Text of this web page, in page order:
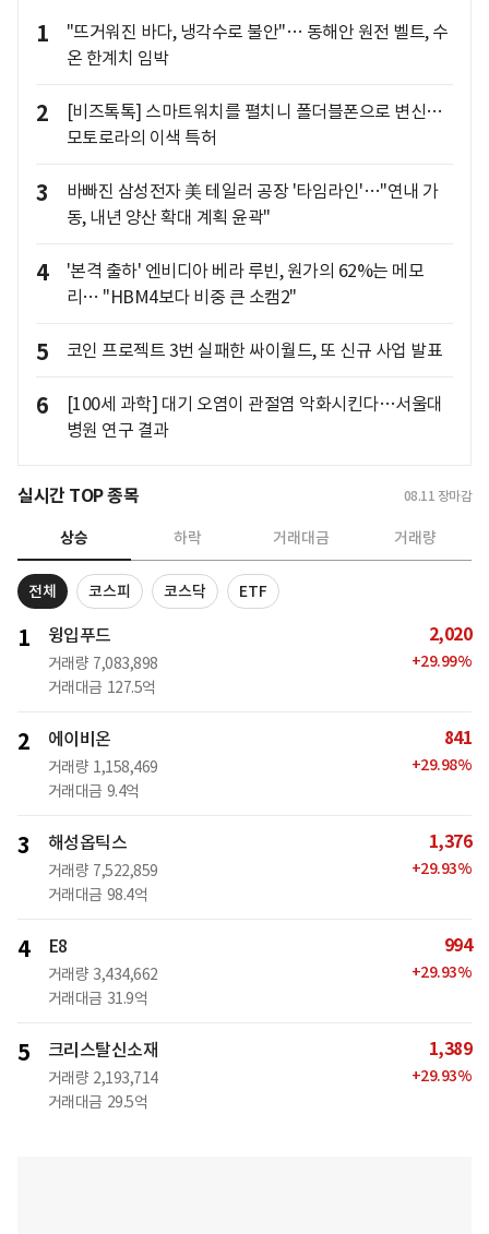
1
"뜨거워진 바다, 냉각수로 불안"… 동해안 원전 벨트, 수
온 한계치 임박
2
[비즈톡톡] 스마트워치를 펼치니 폴더블폰으로 변신…
모토로라의 이색 특허
3
바빠진 삼성전자 美 테일러 공장 '타임라인'…"연내 가
동, 내년 양산 확대 계획 윤곽"
4
'본격 출하' 엔비디아 베라 루빈, 원가의 62%는 메모
리… "HBM4보다 비중 큰 소캠2"
5 코인 프로젝트 3번 실패한 싸이월드, 또 신규 사업 발표
6
[100세 과학] 대기 오염이 관절염 악화시킨다…서울대
병원 연구 결과
실시간 TOP 종목 08.11 장마감
상승 하락 거래대금 거래량
전체 코스피 코스닥 ETF
1 윙입푸드
거래량 7,083,898
거래대금 127.5억
2,020
+29.99%
2 에이비온
거래량 1,158,469
거래대금 9.4억
841
+29.98%
3 해성옵틱스
거래량 7,522,859
거래대금 98.4억
1,376
+29.93%
4 E8
거래량 3,434,662
거래대금 31.9억
994
+29.93%
5 크리스탈신소재
거래량 2,193,714
거래대금 29.5억
1,389
+29.93%